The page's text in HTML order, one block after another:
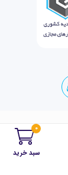
0
سبد خرید